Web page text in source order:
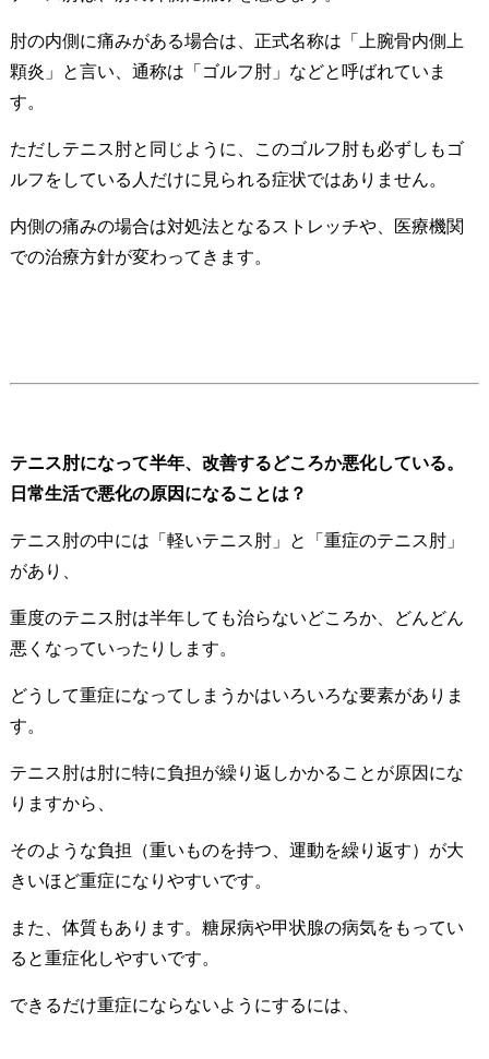
肘の内側に痛みがある場合は、正式名称は「上腕骨内側上
顆炎」と言い、通称は「ゴルフ肘」などと呼ばれていま
す。
ただしテニス肘と同じように、このゴルフ肘も必ずしもゴ
ルフをしている人だけに見られる症状ではありません。
内側の痛みの場合は対処法となるストレッチや、医療機関
での治療方針が変わってきます。
テニス肘になって半年、改善するどころか悪化している。
日常生活で悪化の原因になることは？
テニス肘の中には「軽いテニス肘」と「重症のテニス肘」
があり、
重度のテニス肘は半年しても治らないどころか、どんどん
悪くなっていったりします。
どうして重症になってしまうかはいろいろな要素がありま
す。
テニス肘は肘に特に負担が繰り返しかかることが原因にな
りますから、
そのような負担（重いものを持つ、運動を繰り返す）が大
きいほど重症になりやすいです。
また、体質もあります。糖尿病や甲状腺の病気をもってい
ると重症化しやすいです。
できるだけ重症にならないようにするには、